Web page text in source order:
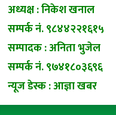
अध्यक्ष : निकेश खनाल
सम्पर्क नं. ९८४४२२१६१५
सम्पादक : अनिता भुजेल
सम्पर्क नं. ९७४१८०३६९६
न्यूज डेस्क : आज्ञा खबर